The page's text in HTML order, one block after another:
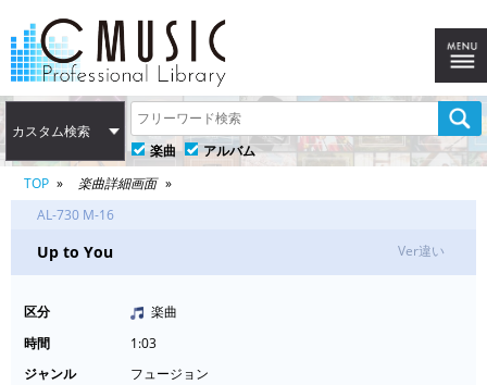
カスタム検索
楽曲
アルバム
TOP
楽曲詳細画面
AL-730 M-16
Up to You Ver違い
区分
楽曲
時間
1:03
ジャンル
フュージョン